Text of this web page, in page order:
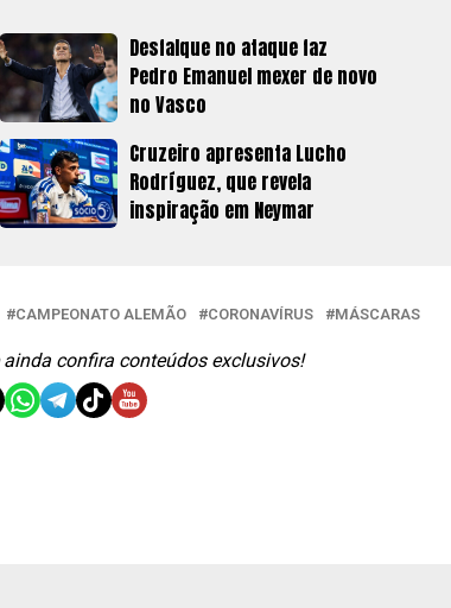
Desfalque no ataque faz
Pedro Emanuel mexer de novo
no Vasco
Cruzeiro apresenta Lucho
Rodríguez, que revela
inspiração em Neymar
CAMPEONATO ALEMÃO CORONAVÍRUS MÁSCARAS
confira conteúdos exclusivos!